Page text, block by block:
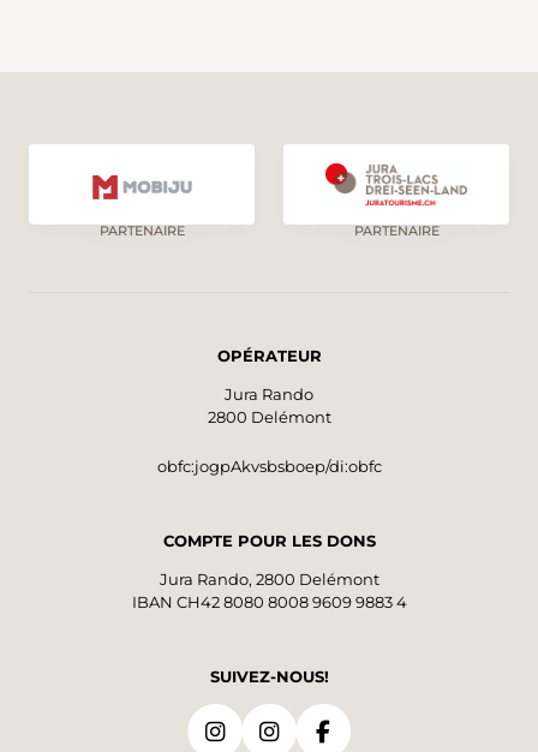
PARTENAIRE PARTENAIRE
OPÉRATEUR
Jura Rando
2800 Delémont
obfc:jogpAkvsbsboep/di:obfc
COMPTE POUR LES DONS
Jura Rando, 2800 Delémont
IBAN CH42 8080 8008 9609 9883 4
SUIVEZ-NOUS!